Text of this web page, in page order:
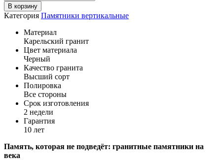
В корзину
Категория Памятники вертикальные
Материал
Карельский гранит
Цвет материала
Черный
Качество гранита
Высший сорт
Полировка
Все стороны
Срок изготовления
2 недели
Гарантия
10 лет
Память, которая не подведёт: гранитные памятники на
века